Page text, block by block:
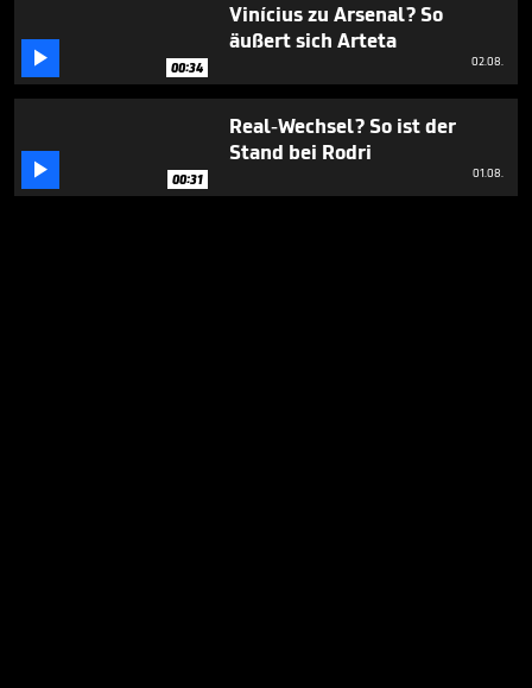
 00:34
Vinícius zu Arsenal? So
äußert sich Arteta
02.08.
 00:31
Real-Wechsel? So ist der
Stand bei Rodri
01.08.